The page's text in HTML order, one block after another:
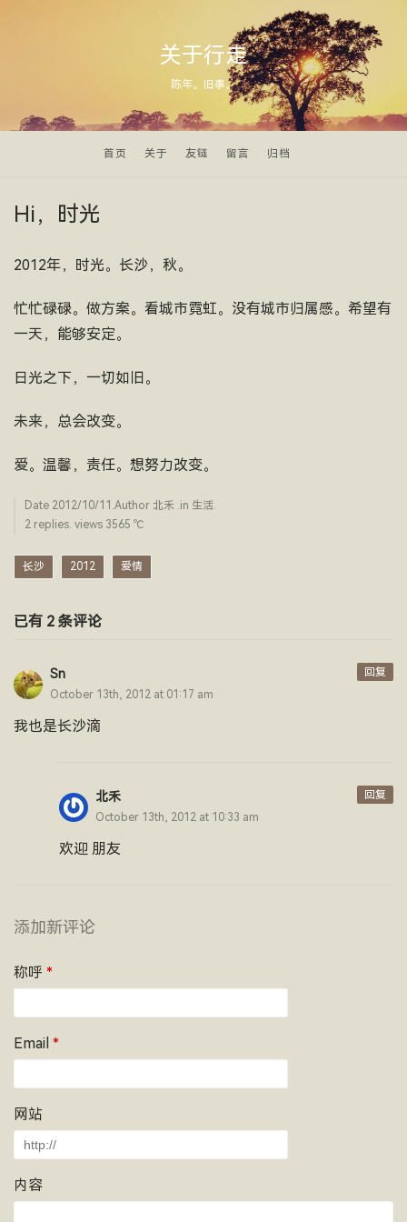
关于行走
陈年。旧事。
首页 关于 友链 留言 归档
Hi，时光
2012年，时光。长沙，秋。
忙忙碌碌。做方案。看城市霓虹。没有城市归属感。希望有
一天，能够安定。
日光之下，一切如旧。
未来，总会改变。
爱。温馨，责任。想努力改变。
Date 2012/10/11 .Author 北禾 .in 生活.
2 replies. views 3565 ­℃
长沙 2012 爱情
已有 2 条评论
Sn
October 13th, 2012 at 01:17 am
我也是长沙滴
回复
北禾
October 13th, 2012 at 10:33 am
欢迎 朋友
回复
添加新评论
称呼 *
Email *
网站
内容